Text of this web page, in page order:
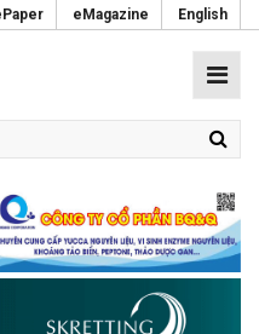
eMagazine English